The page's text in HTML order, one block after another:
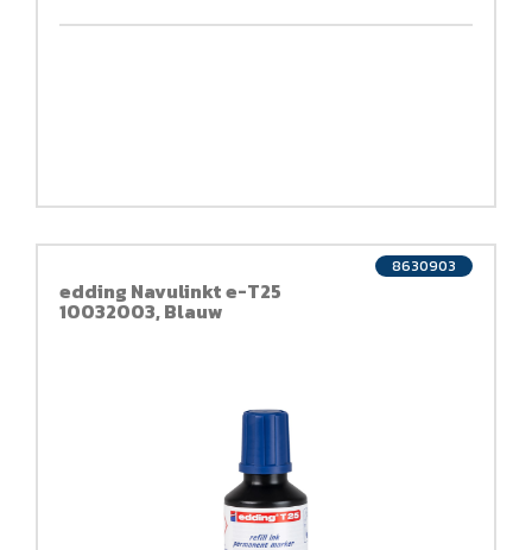
edding Navulinkt e-T25
10032003, Blauw
8630903